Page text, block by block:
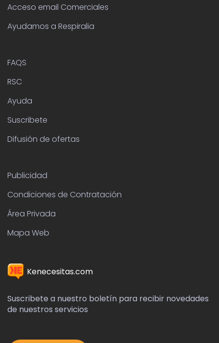
Acceso email Comerciales
Ayudamos a Respiralia
FAQS
RSC
Ayuda
Suscribete
Difusión de ofertas
Publicidad
Condiciones de Contratación
Área Privada
Mapa Web
Kenecesitas.com
Suscribete a nuestro boletín para recibir novedades
de nuestros servicios